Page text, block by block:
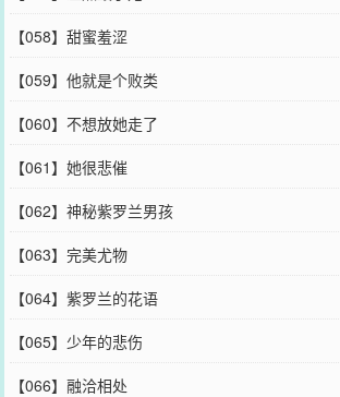
【058】甜蜜羞涩
【059】他就是个败类
【060】不想放她走了
【061】她很悲催
【062】神秘紫罗兰男孩
【063】完美尤物
【064】紫罗兰的花语
【065】少年的悲伤
【066】融洽相处